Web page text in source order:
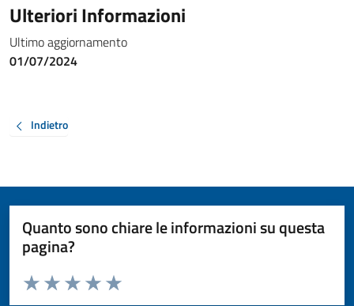
Ulteriori Informazioni
Ultimo aggiornamento
01/07/2024
Indietro
Quanto sono chiare le informazioni su questa
pagina?
Valuta da 1 a 5 stelle la pagina
Valuta 5 stelle su 5
Valuta 4 stelle su 5
Valuta 3 stelle su 5
Valuta 2 stelle su 5
Valuta 1 stelle su 5